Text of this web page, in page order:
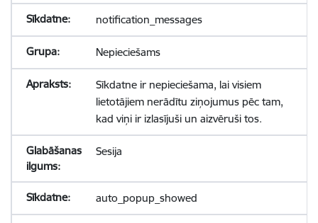
notification_messages
Nepieciešams
Sīkdatne ir nepieciešama, lai visiem
lietotājiem nerādītu ziņojumus pēc tam,
kad viņi ir izlasījuši un aizvēruši tos.
Sesija
auto_popup_showed